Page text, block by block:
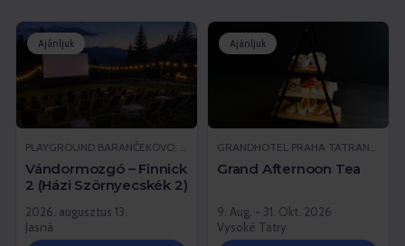
Ajánljuk
PLAYGROUND BARANČEKOVO, DEMÄNOVSKÁ DOLINA
Vándormozgó – Finnick
2 (Házi Szörnyecskék 2)
2026. augusztus 13.
Jasná
Ajánljuk
GRANDHOTEL PRAHA TATRANSKÁ LOMNICA, VYSOKÉ TATRY
Grand Afternoon Tea
9. Aug. - 31. Okt. 2026
Vysoké Tatry